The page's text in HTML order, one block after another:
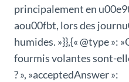
principalement en
aou00fbt, lors des
humides. »}},{« @type »:
fourmis volantes sont-
? », »acceptedAnswer »: